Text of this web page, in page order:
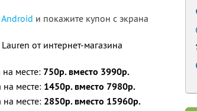
Android и покажите купон с экрана
от интернет-магазина
месте: 750р. вместо 3990р.
на месте: 1450р. вместо 7980р.
на месте: 2850р. вместо 15960р.